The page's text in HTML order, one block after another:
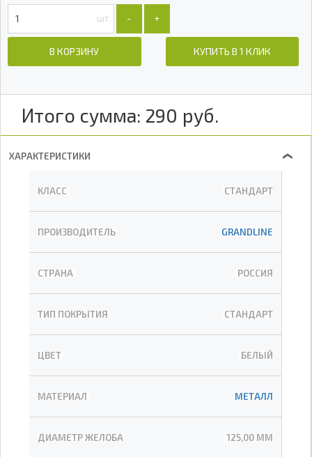
шт. +
-
В КОРЗИНУ КУПИТЬ В 1 КЛИК
Итого сумма: 290 руб.
ХАРАКТЕРИСТИКИ ❯
КЛАСС СТАНДАРТ
ПРОИЗВОДИТЕЛЬ GRANDLINE
СТРАНА РОССИЯ
ТИП ПОКРЫТИЯ СТАНДАРТ
ЦВЕТ БЕЛЫЙ
МАТЕРИАЛ МЕТАЛЛ
ДИАМЕТР ЖЕЛОБА 125,00 ММ